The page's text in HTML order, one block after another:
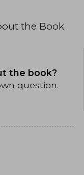
the Book
the book?
question.